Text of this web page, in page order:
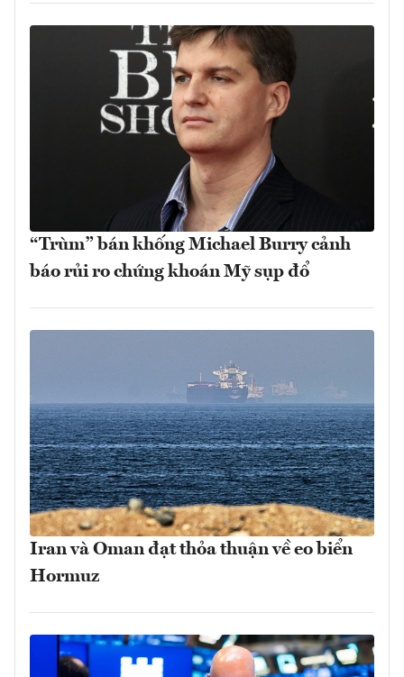
“Trùm” bán khống Michael Burry cảnh
báo rủi ro chứng khoán Mỹ sụp đổ
Iran và Oman đạt thỏa thuận về eo biển
Hormuz